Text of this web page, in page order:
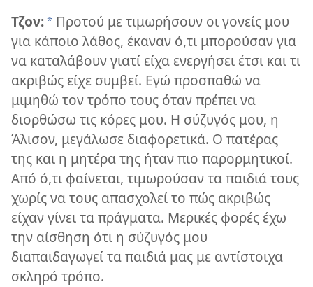
Τζον:* Προτού με τιμωρήσουν οι γονείς μου
για κάποιο λάθος, έκαναν ό,τι μπορούσαν για
να καταλάβουν γιατί είχα ενεργήσει έτσι και τι
ακριβώς είχε συμβεί. Εγώ προσπαθώ να
μιμηθώ τον τρόπο τους όταν πρέπει να
διορθώσω τις κόρες μου. Η σύζυγός μου, η
Άλισον, μεγάλωσε διαφορετικά. Ο πατέρας
της και η μητέρα της ήταν πιο παρορμητικοί.
Από ό,τι φαίνεται, τιμωρούσαν τα παιδιά τους
χωρίς να τους απασχολεί το πώς ακριβώς
είχαν γίνει τα πράγματα. Μερικές φορές έχω
την αίσθηση ότι η σύζυγός μου
διαπαιδαγωγεί τα παιδιά μας με αντίστοιχα
σκληρό τρόπο.